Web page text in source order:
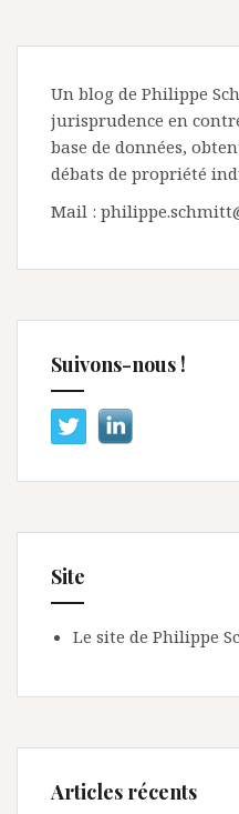
Un blog de Philippe
jurisprudence en
base de données,
débats de propriété
Mail :
Suivons-nous !
Site
Le site de Philippe
Articles récents